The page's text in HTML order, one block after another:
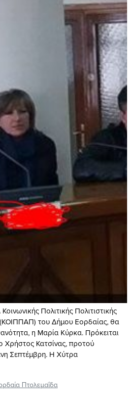
Πολιτικής Πολιτιστικής
(ΚΟΙΠΠΑΠ) του Δήμου Εορδαίας, θα
η Μαρία Κύρκα. Πρόκειται
Χρήστος Κατσίνας, προτού
Σεπτέμβρη. Η Χύτρα
Πτολεμαΐδα